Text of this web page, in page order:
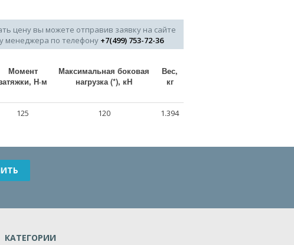
цену вы можете отправив заявку на сайте
менеджера по телефону +7(499) 753-72-36
Момент
Н·м
Максимальная боковая
нагрузка (*), кН
Вес,
кг
125 120 1.394
КАТЕГОРИИ